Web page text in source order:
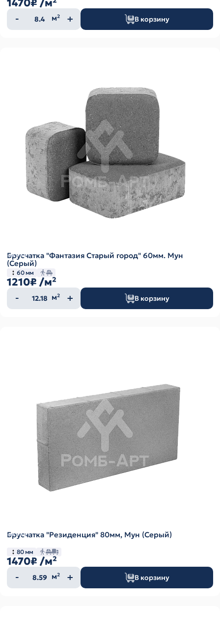
1470₽ /м²
Количество
товара
м² В корзину
Брусчатка "Фантазия Старый город" 60мм. Мун
(Серый)
60 мм
1210₽ /м²
Количество
товара
м² В корзину
Брусчатка "Резиденция" 80мм, Мун (Серый)
80 мм
1470₽ /м²
Количество
товара
м² В корзину